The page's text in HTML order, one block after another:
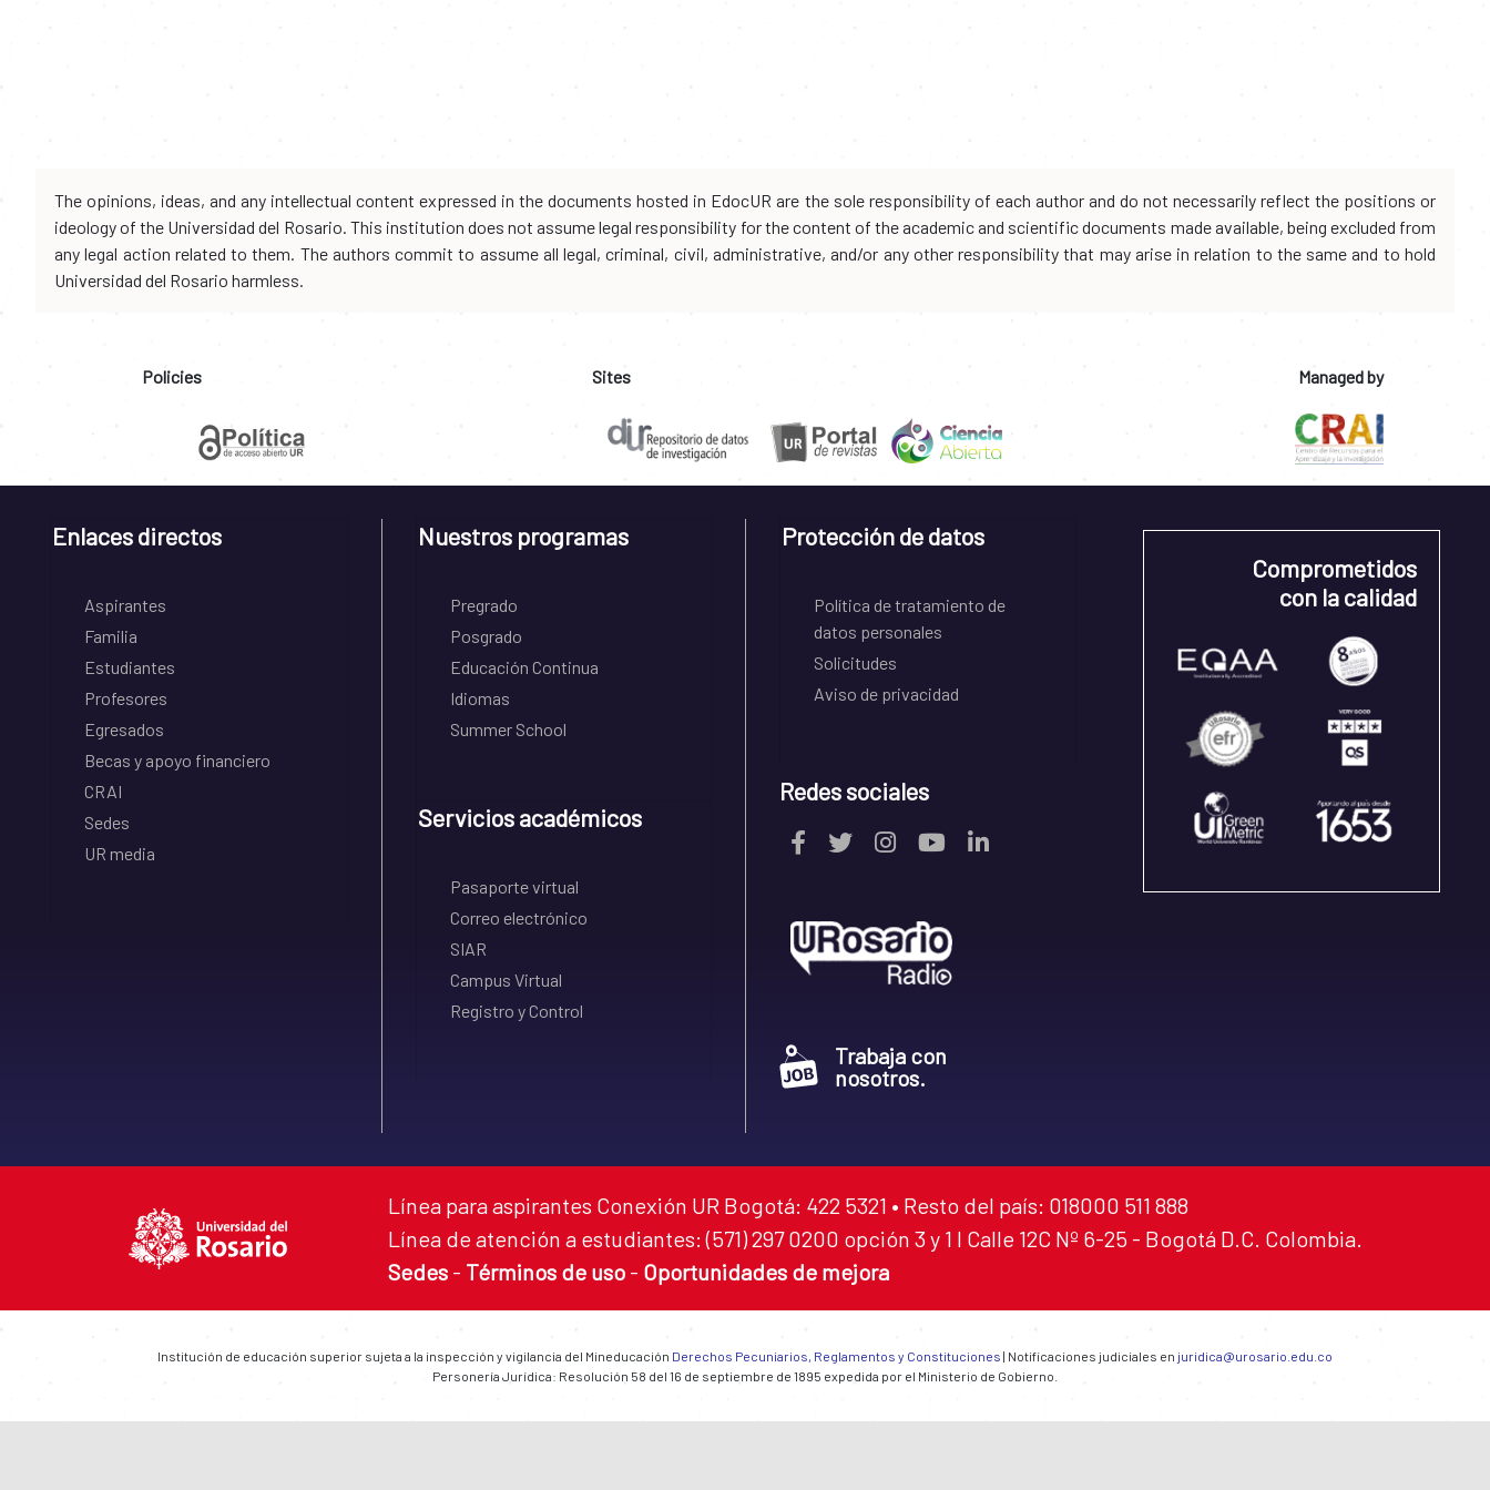
The opinions, ideas, and any intellectual content expressed in the documents hosted in EdocUR are the sole responsibility of each author and do not necessarily reflect the positions or
ideology of the Universidad del Rosario. This institution does not assume legal responsibility for the content of the academic and scientific documents made available, being excluded from
any legal action related to them. The authors commit to assume all legal, criminal, civil, administrative, and/or any other responsibility that may arise in relation to the same and to hold
Universidad del Rosario harmless.
Policies Sites Managed by
Enlaces directos
Aspirantes
Familia
Estudiantes
Profesores
Egresados
Becas y apoyo financiero
CRAI
Sedes
UR media
Nuestros programas
Pregrado
Posgrado
Educación Continua
Idiomas
Summer School
Servicios académicos
Pasaporte virtual
Correo electrónico
SIAR
Campus Virtual
Registro y Control
Protección de datos
Política de tratamiento de
datos personales
Solicitudes
Aviso de privacidad
Redes sociales
Trabaja con
nosotros.
Comprometidos
con la calidad
Línea para aspirantes Conexión UR Bogotá: 422 5321 • Resto del país: 018000 511 888
Línea de atención a estudiantes: (571) 297 0200 opción 3 y 1 I Calle 12C Nº 6-25 - Bogotá D.C. Colombia.
Sedes - Términos de uso - Oportunidades de mejora
Institución de educación superior sujeta a la inspección y vigilancia del Mineducación Derechos Pecuniarios, Reglamentos y Constituciones | Notificaciones judiciales en juridica@urosario.edu.co
Personería Jurídica: Resolución 58 del 16 de septiembre de 1895 expedida por el Ministerio de Gobierno.